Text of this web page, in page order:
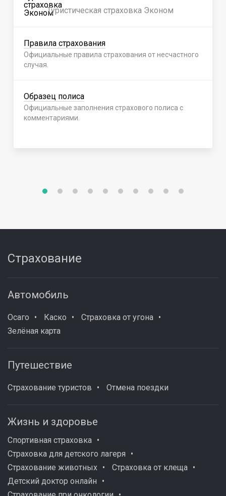
Туристическая страховка Эконом
Правила страхования
Официальные правила страхования от несчастного
случая.
Образец полиса
Официальные заполнения страхового полиса с
комментариями.
Страхование
Автомобиль
Осаго Каско
Страховка от угона
Зелёная карта
Путешествие
Страхование туристов Отмена поездки
Жизнь и здоровье
Спортивная страховка
Страховка для детского лагеря
Страхование животных
Страховка от клеща
Детский доктор онлайн